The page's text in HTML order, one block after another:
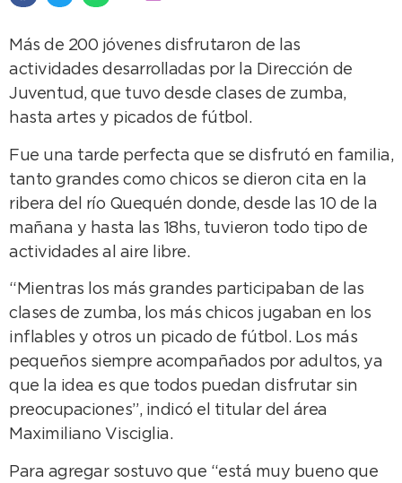
Más de 200 jóvenes disfrutaron de las
actividades desarrolladas por la Dirección de
Juventud, que tuvo desde clases de zumba,
hasta artes y picados de fútbol.
Fue una tarde perfecta que se disfrutó en familia,
tanto grandes como chicos se dieron cita en la
ribera del río Quequén donde, desde las 10 de la
mañana y hasta las 18hs, tuvieron todo tipo de
actividades al aire libre.
“Mientras los más grandes participaban de las
clases de zumba, los más chicos jugaban en los
inflables y otros un picado de fútbol. Los más
pequeños siempre acompañados por adultos, ya
que la idea es que todos puedan disfrutar sin
preocupaciones”, indicó el titular del área
Maximiliano Visciglia.
Para agregar sostuvo que “está muy bueno que